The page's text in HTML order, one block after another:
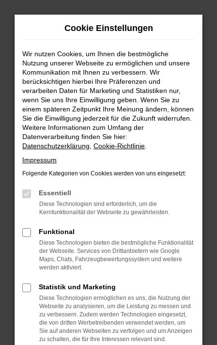
Zum
FEHLER: NETWORK ERROR
Beim Laden ist ein Fehler aufgetreten.
Hier sind ein paar Tipps, die dir helfen können:
Überprüfe deine Firewall und deine
Internetverbindung.
Laden andere Webseiten, zum Beispiel deine
Manche Erweiterungen, wie Werbeblocker,
verhindern. Funktioniert die Seite in einem
anderen Browser oder in einem privaten
Fenster?
Starte dein Gerät neu.
Probleme zu beheben.
Stelle sicher, dass dein Browser und dein
Betriebssystem auf dem neuesten Stand
sind.
Veraltete Software birgt nicht nur ein
Cookie Einstellungen
Wir nutzen Cookies, um Ihnen die bestmögliche
Nutzung unserer Webseite zu ermöglichen und unsere
Kommunikation mit Ihnen zu verbessern. Wir
berücksichtigen hierbei Ihre Präferenzen und
verarbeiten Daten für Marketing und Statistiken nur,
wenn Sie uns Ihre Einwilligung geben. Wenn Sie zu
einem späteren Zeitpunkt Ihre Meinung ändern, können
Sie die Einwilligung jederzeit für die Zukunft widerrufen.
Weitere Informationen zum Umfang der
Datenverarbeitung finden Sie hier:
Datenschutzerklärung Cookie-Richtlinie
Impressum
Folgende Kategorien von Cookies werden von uns eingesetzt:
Essentiell
Diese Technologien sind erforderlich, um die
Kernfunktionalität der Webseite zu gewährleisten.
Funktional
Diese Technologien bieten die bestmögliche Funktionalität
der Webseite. Services von Drittanbietern wie Google
Maps, Chats, Fahrzeugbewertungssystem und weitere
werden aktiviert.
Statistik und Marketing
Diese Technologien ermöglichen es uns, die Nutzung der
Webseite zu analysieren, um die Leistung zu messen und
zu verbessern. Zudem werden Technologien eingesetzt,
die von dritten Werbetreibenden verwendet werden, um
Sie auf anderen Webseiten zu verfolgen und um Anzeigen
zu schalten, die für Ihre Interessen relevant sind.